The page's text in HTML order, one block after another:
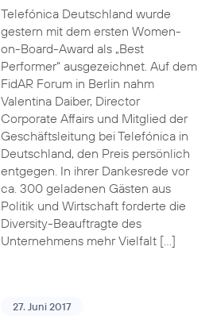
Telefónica Deutschland wurde
gestern mit dem ersten Women-
on-Board-Award als „Best
Performer“ ausgezeichnet. Auf dem
FidAR Forum in Berlin nahm
Valentina Daiber, Director
Corporate Affairs und Mitglied der
Geschäftsleitung bei Telefónica in
Deutschland, den Preis persönlich
entgegen. In ihrer Dankesrede vor
ca. 300 geladenen Gästen aus
Politik und Wirtschaft forderte die
Diversity-Beauftragte des
Unternehmens mehr Vielfalt […]
27. Juni 2017